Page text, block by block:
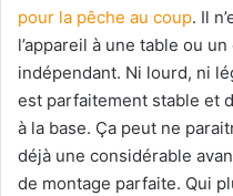
pour la pêche au coup. Il
l’appareil à une table ou
indépendant. Ni lourd, ni
est parfaitement stable et
à la base. Ça peut ne
déjà une considérable
de montage parfaite. Qui